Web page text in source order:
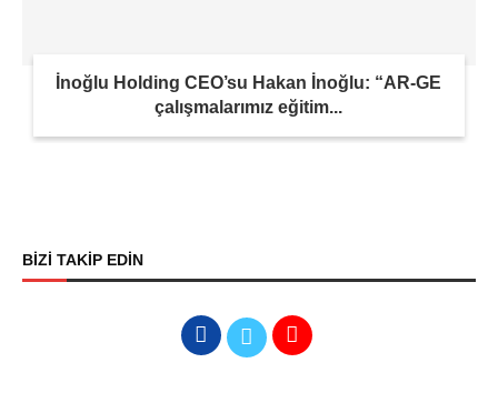
İnoğlu Holding CEO’su Hakan İnoğlu: “AR-GE
çalışmalarımız eğitim...
BİZİ TAKİP EDİN